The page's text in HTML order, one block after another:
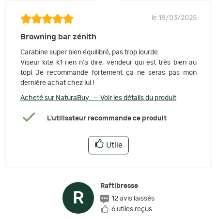
le 18/03/2025
Browning bar zénith
Carabine super bien équilibré, pas trop lourde.
Viseur kite k1 rien n'a dire, vendeur qui est très bien au
top! Je recommande fortement ça ne seras pas mon
dernière achat chez lui !
Acheté sur NaturaBuy – Voir les détails du produit
L'utilisateur recommande ce produit
Utile
R
Raftibresse
12 avis laissés
6 utiles reçus